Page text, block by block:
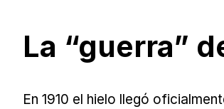
La “guerra”
En 1910 el hielo llegó